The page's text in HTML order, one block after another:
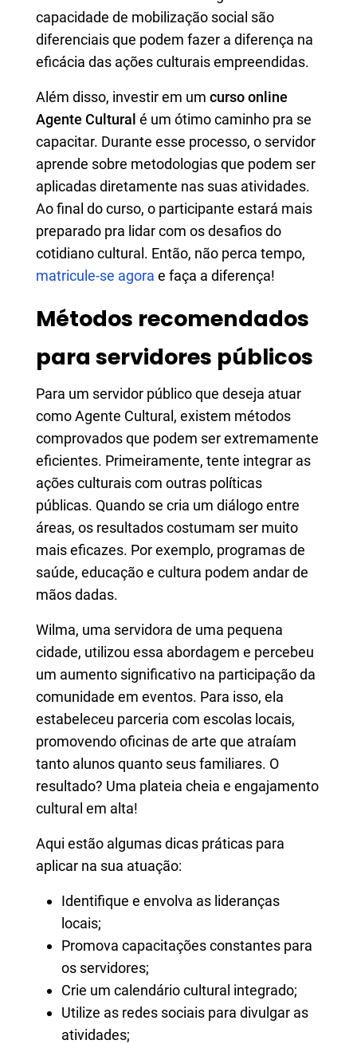
capacidade de mobilização social são
diferenciais que podem fazer a diferença na
eficácia das ações culturais empreendidas.
Além disso, investir em um curso online
Agente Cultural é um ótimo caminho pra se
capacitar. Durante esse processo, o servidor
aprende sobre metodologias que podem ser
aplicadas diretamente nas suas atividades.
Ao final do curso, o participante estará mais
preparado pra lidar com os desafios do
cotidiano cultural. Então, não perca tempo,
matricule-se agora e faça a diferença!
Métodos recomendados
para servidores públicos
Para um servidor público que deseja atuar
como Agente Cultural, existem métodos
comprovados que podem ser extremamente
eficientes. Primeiramente, tente integrar as
ações culturais com outras políticas
públicas. Quando se cria um diálogo entre
áreas, os resultados costumam ser muito
mais eficazes. Por exemplo, programas de
saúde, educação e cultura podem andar de
mãos dadas.
Wilma, uma servidora de uma pequena
cidade, utilizou essa abordagem e percebeu
um aumento significativo na participação da
comunidade em eventos. Para isso, ela
estabeleceu parceria com escolas locais,
promovendo oficinas de arte que atraíam
tanto alunos quanto seus familiares. O
resultado? Uma plateia cheia e engajamento
cultural em alta!
Aqui estão algumas dicas práticas para
aplicar na sua atuação:
Identifique e envolva as lideranças
locais;
Promova capacitações constantes para
os servidores;
Crie um calendário cultural integrado;
Utilize as redes sociais para divulgar as
atividades;